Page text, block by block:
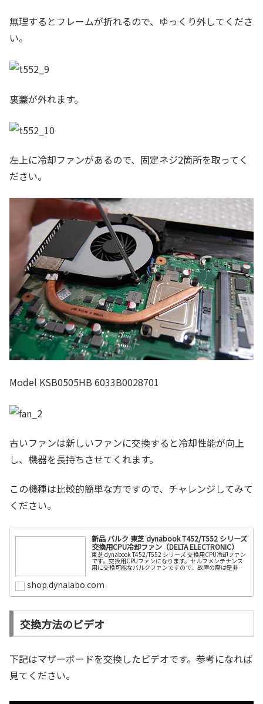
無理するとフレームが折れるので、ゆっくり外してくださ
い。
裏蓋が外れます。
左上に冷却ファンがあるので、固定ネジ2箇所を取ってく
ださい。
Model KSB0505HB 6033B0028701
古いファンは新しいファンに交換すると冷却性能が向上
し、機器を長持ちさせてくれます。
この機種は比較的簡単な方ですので、チャレンジしてみて
ください。
新品 バルク 東芝 dynabook T452/T552 シリーズ
交換用CPU冷却ファン（DELTA ELECTRONIC）
東芝 dynabook T452/T552 シリーズ 交換用CPU冷却ファン
です。交換用CPUファンになります。セルフメンテナンス
用に交換可能なバルクファンですので、故障の際は是非お
shop.dynalabo.com
交換方法のビデオ
下記はマザーボードを交換したビデオです。参考になれば
見てください。